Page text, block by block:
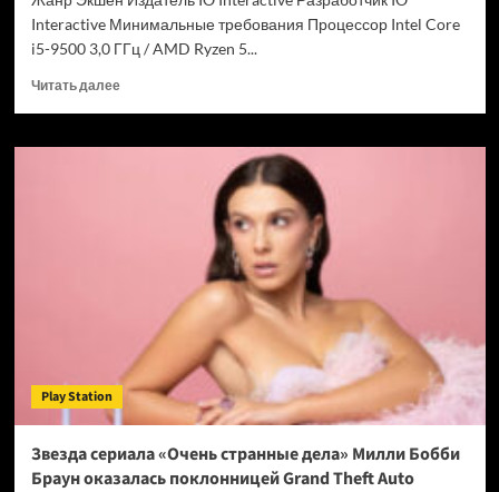
Interactive Минимальные требования Процессор Intel Core
i5-9500 3,0 ГГц / AMD Ryzen 5...
Читать далееПрочитать
007
подготовки.
Рецензия
Play Station
Звезда сериала «Очень странные дела» Милли Бобби
Браун оказалась поклонницей Grand Theft Auto